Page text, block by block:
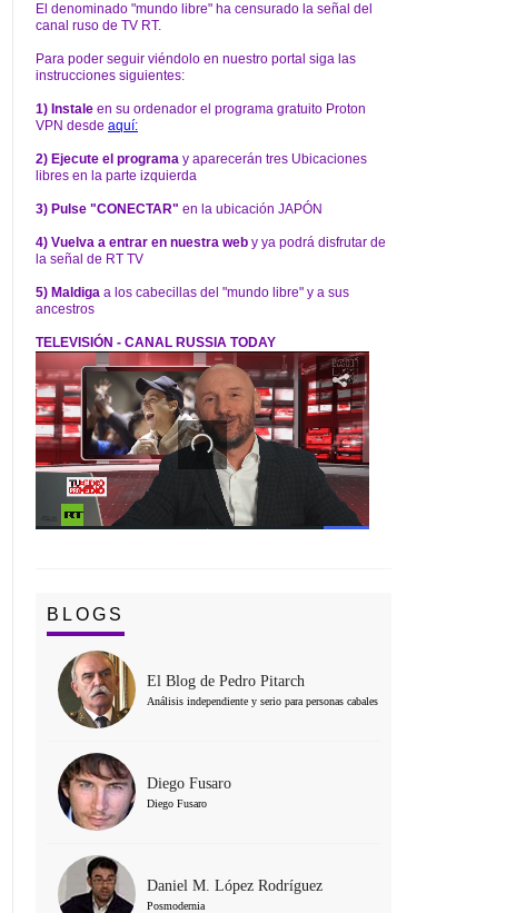
El denominado "mundo libre" ha censurado la señal del
canal ruso de TV RT.
Para poder seguir viéndolo en nuestro portal siga las
instrucciones siguientes:
1) Instale en su ordenador el programa gratuito Proton
VPN desde aquí:
2) Ejecute el programa y aparecerán tres Ubicaciones
libres en la parte izquierda
3) Pulse "CONECTAR" en la ubicación JAPÓN
4) Vuelva a entrar en nuestra web y ya podrá disfrutar de
la señal de RT TV
5) Maldiga a los cabecillas del "mundo libre" y a sus
ancestros
TELEVISIÓN - CANAL RUSSIA TODAY
BLOGS
El Blog de Pedro Pitarch
Análisis independiente y serio para personas cabales
Diego Fusaro
Diego Fusaro
Daniel M. López Rodríguez
Posmodernia